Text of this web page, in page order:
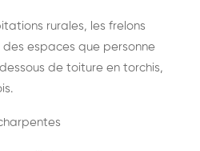
rurales, les frelons
espaces que personne
de toiture en torchis,